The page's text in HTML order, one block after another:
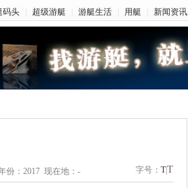
码头 超级游艇 游艇生活 用艇 新闻资讯
份：2017 现在地：- 字号： T|T